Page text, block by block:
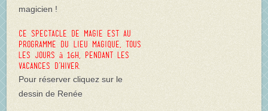
magicien !
Ce spectacle de magie est au
programme du Lieu Magique, tous
les jours à 16h, pendant les
vacances d’hiver.
Pour réserver cliquez sur le
dessin de Renée